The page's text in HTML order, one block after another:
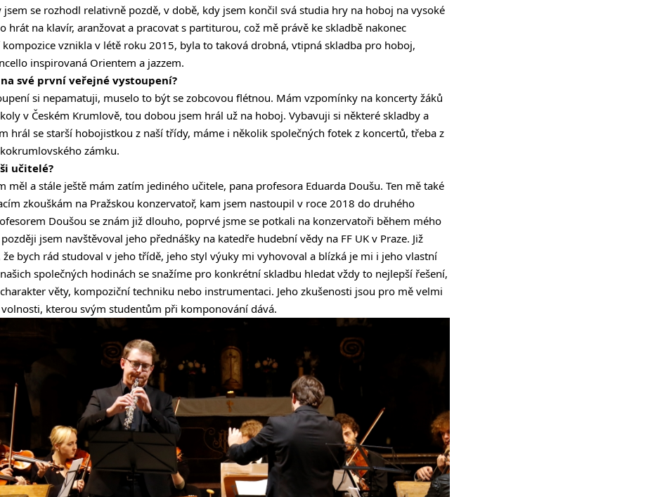
se rozhodl relativně pozdě, v době, kdy jsem končil svá studia hry na hoboj na vysoké
hrát na klavír, aranžovat a pracovat s partiturou, což mě právě ke skladbě nakonec
vznikla v létě roku 2015, byla to taková drobná, vtipná skladba pro hoboj,
inspirovaná Orientem a jazzem.
své první veřejné vystoupení?
si nepamatuji, muselo to být se zobcovou flétnou. Mám vzpomínky na koncerty žáků
v Českém Krumlově, tou dobou jsem hrál už na hoboj. Vybavuji si některé skladby a
hrál se starší hobojistkou z naší třídy, máme i několik společných fotek z koncertů, třeba z
zámku.
učitelé?
měl a stále ještě mám zatím jediného učitele, pana profesora Eduarda Doušu. Ten mě také
zkouškám na Pražskou konzervatoř, kam jsem nastoupil v roce 2018 do druhého
Doušou se znám již dlouho, poprvé jsme se potkali na konzervatoři během mého
jsem navštěvoval jeho přednášky na katedře hudební vědy na FF UK v Praze. Již
bych rád studoval v jeho třídě, jeho styl výuky mi vyhovoval a blízká je mi i jeho vlastní
společných hodinách se snažíme pro konkrétní skladbu hledat vždy to nejlepší řešení,
věty, kompoziční techniku nebo instrumentaci. Jeho zkušenosti jsou pro mě velmi
kterou svým studentům při komponování dává.